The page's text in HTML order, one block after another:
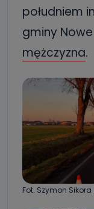
południem
gminy
mężczyzna.
Fot. Szymon Sikora